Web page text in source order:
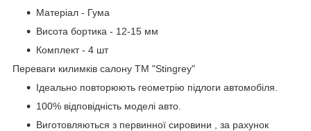
Матеріал - Гума
Висота бортика - 12-15 мм
Комплект - 4 шт
Переваги килимків салону ТМ "Stingrey"
Ідеально повторюють геометрію підлоги автомобіля.
100% відповідність моделі авто.
Виготовляються з первинної сировини , за рахунок